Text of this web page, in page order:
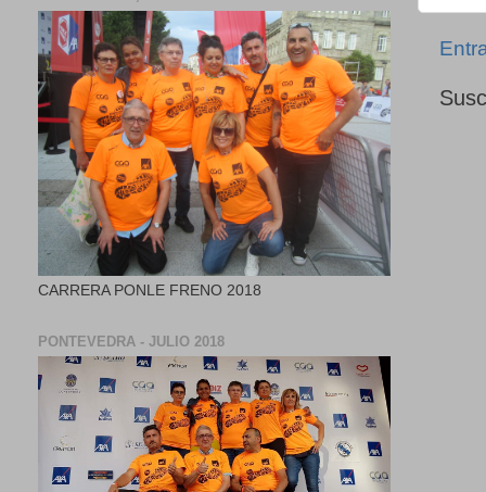
CARRERA PONLE FRENO 2018
PONTEVEDRA - JULIO 2018